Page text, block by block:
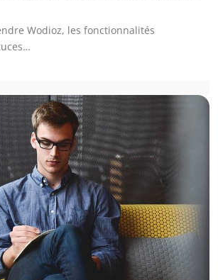
Wodioz, les fonctionnalités